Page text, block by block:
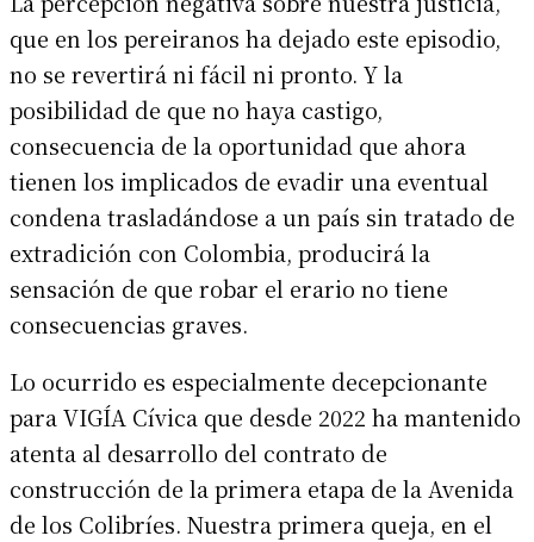
que en los pereiranos ha dejado este episodio,
no se revertirá ni fácil ni pronto. Y la
posibilidad de que no haya castigo,
consecuencia de la oportunidad que ahora
tienen los implicados de evadir una eventual
condena trasladándose a un país sin tratado de
extradición con Colombia, producirá la
sensación de que robar el erario no tiene
consecuencias graves.
Lo ocurrido es especialmente decepcionante
para VIGÍA Cívica que desde 2022 ha mantenido
atenta al desarrollo del contrato de
construcción de la primera etapa de la Avenida
de los Colibríes. Nuestra primera queja, en el